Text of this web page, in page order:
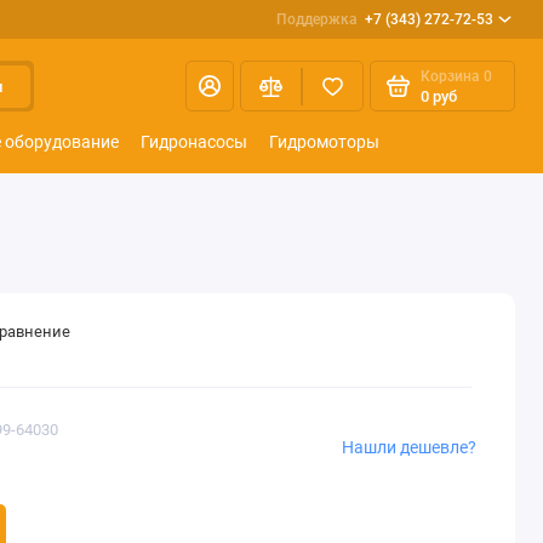
Поддержка +7 (343) 272-72-53
Корзина 0
0 руб
оборудование Гидронасосы Гидромоторы
64030
Нашли дешевле?